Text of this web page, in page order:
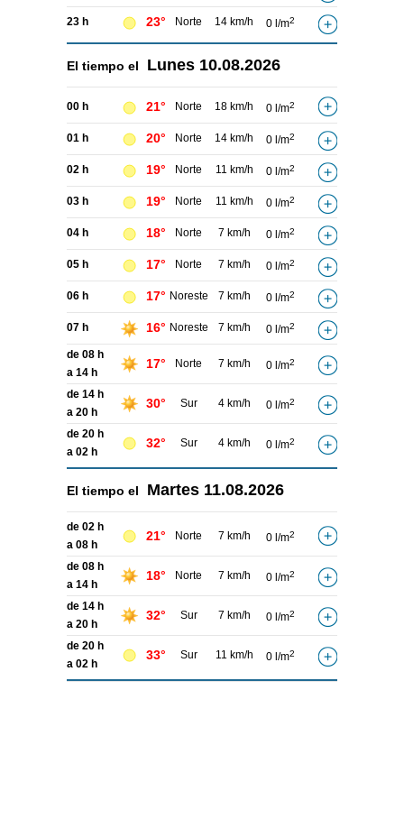
23 h 23° Norte 14 km/h 0 l/m2
El tiempo el Lunes 10.08.2026
00 h 21° Norte 18 km/h 0 l/m2
01 h 20° Norte 14 km/h 0 l/m2
02 h 19° Norte 11 km/h 0 l/m2
03 h 19° Norte 11 km/h 0 l/m2
04 h 18° Norte 7 km/h 0 l/m2
05 h 17° Norte 7 km/h 0 l/m2
06 h 17° Noreste 7 km/h 0 l/m2
07 h 16° Noreste 7 km/h 0 l/m2
de 08 h
a 14 h
17° Norte 7 km/h 0 l/m2
de 14 h
a 20 h
30° Sur 4 km/h 0 l/m2
de 20 h
a 02 h
32° Sur 4 km/h 0 l/m2
El tiempo el Martes 11.08.2026
de 02 h
a 08 h
21° Norte 7 km/h 0 l/m2
de 08 h
a 14 h
18° Norte 7 km/h 0 l/m2
de 14 h
a 20 h
32° Sur 7 km/h 0 l/m2
de 20 h
a 02 h
33° Sur 11 km/h 0 l/m2